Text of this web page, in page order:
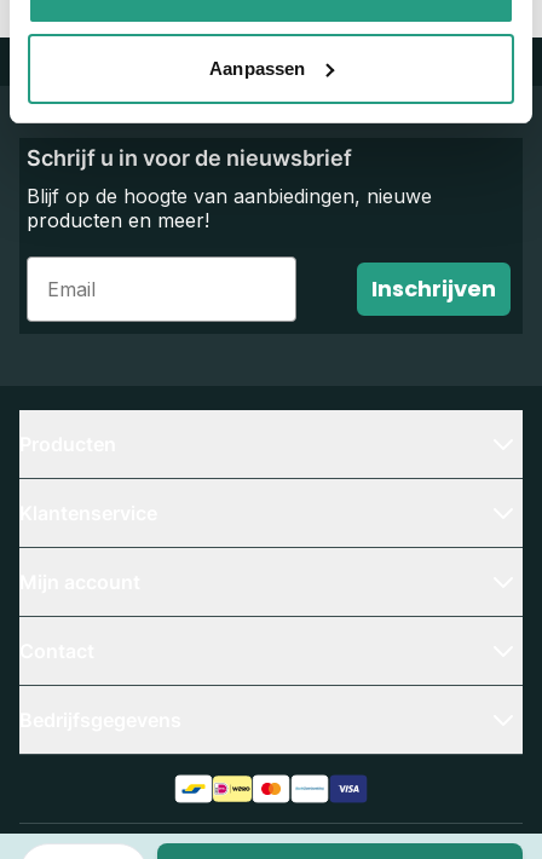
Aanpassen
Aantal
Trustpilot
Schrijf u in voor de nieuwsbrief
Blijf op de hoogte van aanbiedingen, nieuwe
producten en meer!
Email
Inschrijven
Algemene voorwaarden